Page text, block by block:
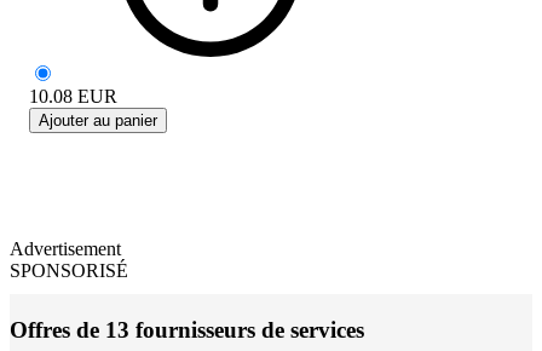
10.08 EUR
Ajouter au panier
Advertisement
SPONSORISÉ
Offres de 13 fournisseurs de services